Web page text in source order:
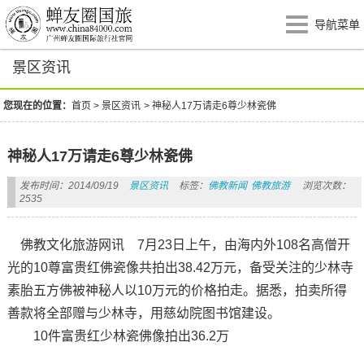
导航菜单
景区资讯
您现在的位置：首页 >景区资讯 >神秘人17万请走6尊少林瓷佛
神秘人17万请走6尊少林瓷佛
发布时间：2014/09/19 景区资讯 标签： 佛教新闻 佛教旅游
浏览次数：
2535
佛教文化旅游网讯 7月23日上午，由海内外108名高僧开
光的10尊富贵红佛瓷像共拍出38.42万元，备受关注的少林寺
素胎五方佛被神秘人以10万元的价格拍走。据悉，拍卖所得
善款将全部赠与少林寺，用慈幼院图书馆建设。
10件富贵红少林瓷佛像拍出36.2万